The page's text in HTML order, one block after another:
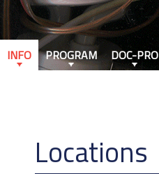
Locations
INFO PROGRAM DOC-PRO